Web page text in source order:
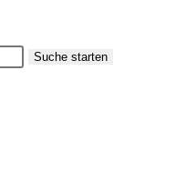
Suche starten